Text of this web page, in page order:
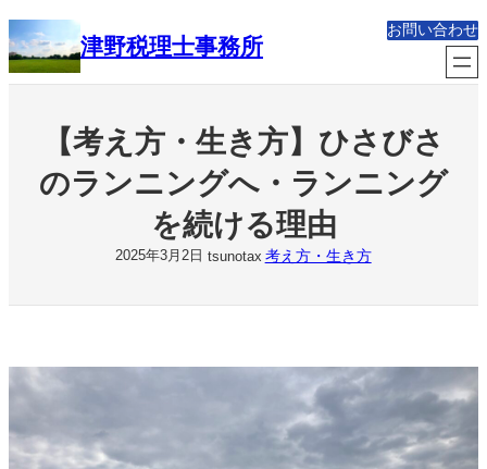
内
容
を
津野税理士事務所
お問い合わせ
【考え方・生き方】ひさびさ
のランニングへ・ランニング
を続ける理由
2025年3月2日 tsunotax 考え方・生き方